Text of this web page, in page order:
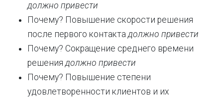
должно привести
Почему? Повышение скорости решения
после первого контактадолжно привести
Почему? Сокращение среднего времени
решениядолжно привести
Почему? Повышение степени
удовлетворенности клиентов и их